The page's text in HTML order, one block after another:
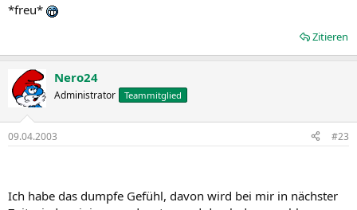
*freu*
Zitieren
Nero24
Administrator Teammitglied
09.04.2003 #23
Ich habe das dumpfe Gefühl, davon wird bei mir in nächster